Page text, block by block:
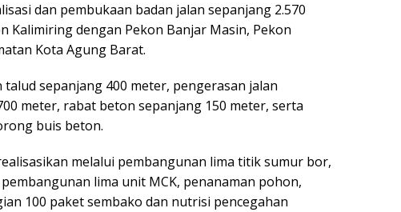
dan pembukaan badan jalan sepanjang 2.570
Kalimiring dengan Pekon Banjar Masin, Pekon
Kota Agung Barat.
sepanjang 400 meter, pengerasan jalan
meter, rabat beton sepanjang 150 meter, serta
buis beton.
melalui pembangunan lima titik sumur bor,
lima unit MCK, penanaman pohon,
100 paket sembako dan nutrisi pencegahan